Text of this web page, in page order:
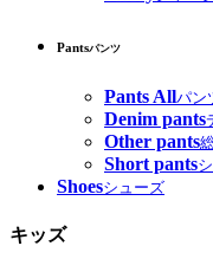
Pantsパンツ
Pants Allパン
Denim pants
Other pants
Short pants
Shoesシューズ
キッズ